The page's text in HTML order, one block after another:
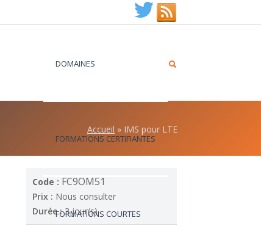
DOMAINES
FORMATIONS CERTIFIANTES
FORMATIONS COURTES
Accueil » IMS pour LTE
Code : FC9OM51
Prix : Nous consulter
Durée :3 jour(s)